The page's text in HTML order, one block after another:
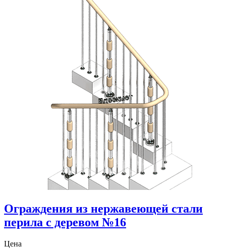
Ограждения из нержавеющей стали
перила с деревом №16
Цена